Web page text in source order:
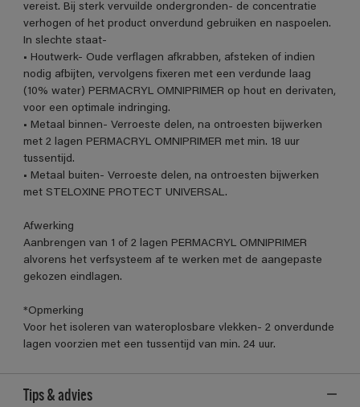
vereist. Bij sterk vervuilde ondergronden- de concentratie
verhogen of het product onverdund gebruiken en naspoelen.
In slechte staat-
• Houtwerk- Oude verflagen afkrabben, afsteken of indien
nodig afbijten, vervolgens fixeren met een verdunde laag
(10% water) PERMACRYL OMNIPRIMER op hout en derivaten,
voor een optimale indringing.
• Metaal binnen- Verroeste delen, na ontroesten bijwerken
met 2 lagen PERMACRYL OMNIPRIMER met min. 18 uur
tussentijd.
• Metaal buiten- Verroeste delen, na ontroesten bijwerken
met STELOXINE PROTECT UNIVERSAL.
Afwerking
Aanbrengen van 1 of 2 lagen PERMACRYL OMNIPRIMER
alvorens het verfsysteem af te werken met de aangepaste
gekozen eindlagen.
*Opmerking
Voor het isoleren van wateroplosbare vlekken- 2 onverdunde
lagen voorzien met een tussentijd van min. 24 uur.
Tips & advies